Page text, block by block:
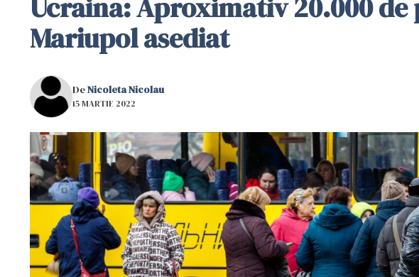
Ucraina: Aproximativ 20.000
Mariupol asediat
DeNicoleta Nicolau
15 MARTIE 2022